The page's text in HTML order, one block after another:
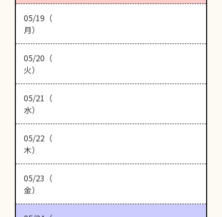
05/19（
月）
05/20（
火）
05/21（
水）
05/22（
木）
05/23（
金）